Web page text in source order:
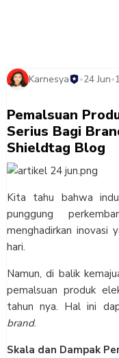
Karnesya •24 Jun•
Pemalsuan
Serius Bagi
Shieldtag Blog
Kita tahu bahwa
punggung
menghadirkan inovasi
hari.
Namun, di balik
pemalsuan produk
tahun nya. Hal ini
brand.
Skala dan Dampak